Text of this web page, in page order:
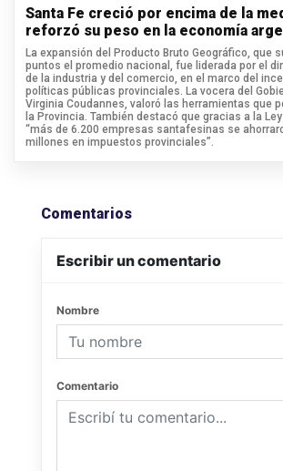
Santa Fe creció por encima de la
reforzó su peso en la economía
La expansión del Producto Bruto Geográfico, que
puntos el promedio nacional, fue liderada por el
de la industria y del comercio, en el marco del
políticas públicas provinciales. La vocera del
Virginia Coudannes, valoró las herramientas que
la Provincia. También destacó que gracias a la
“más de 6.200 empresas santafesinas se
millones en impuestos provinciales”.
Comentarios
Escribir un comentario
Nombre
Comentario